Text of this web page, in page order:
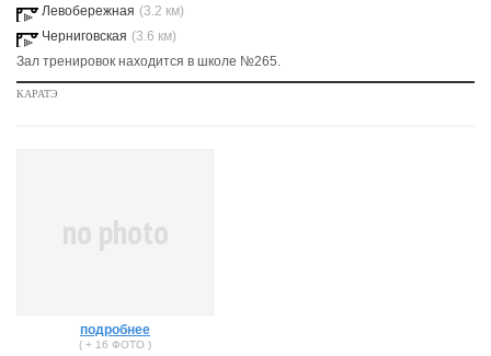
Левобережная (3.2 км)
Черниговская (3.6 км)
Зал тренировок находится в школе №265.
КАРАТЭ
no photo
подробнее
( + 16 ФОТО )